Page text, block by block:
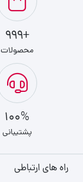
+999
محصولات
100%
پشتیبانی
راه های ارتباطی